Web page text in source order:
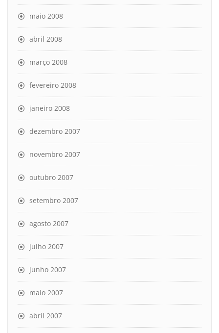
maio 2008
abril 2008
março 2008
fevereiro 2008
janeiro 2008
dezembro 2007
novembro 2007
outubro 2007
setembro 2007
agosto 2007
julho 2007
junho 2007
maio 2007
abril 2007